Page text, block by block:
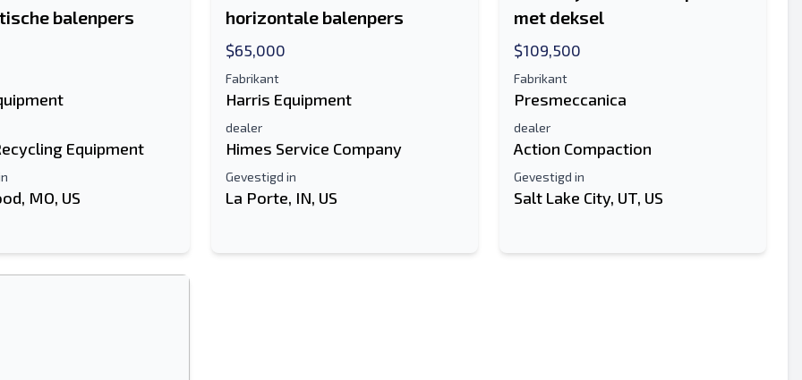
balenpers
Equipment
MO, US
horizontale balenpers
$65,000
Fabrikant
Harris Equipment
dealer
Himes Service Company
Gevestigd in
La Porte, IN, US
met deksel
$109,500
Fabrikant
Presmeccanica
dealer
Action Compaction
Gevestigd in
Salt Lake City, UT, US